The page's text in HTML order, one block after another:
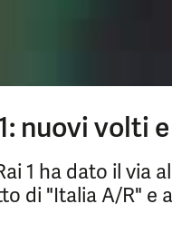
nuovi volti
1 ha dato il
di "Italia A/R" e